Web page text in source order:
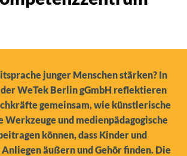
junger Menschen stärken? In
WeTek Berlin gGmbH reflektieren
gemeinsam, wie künstlerische
Werkzeuge und medienpädagogische
können, dass Kinder und
äußern und Gehör finden. Die